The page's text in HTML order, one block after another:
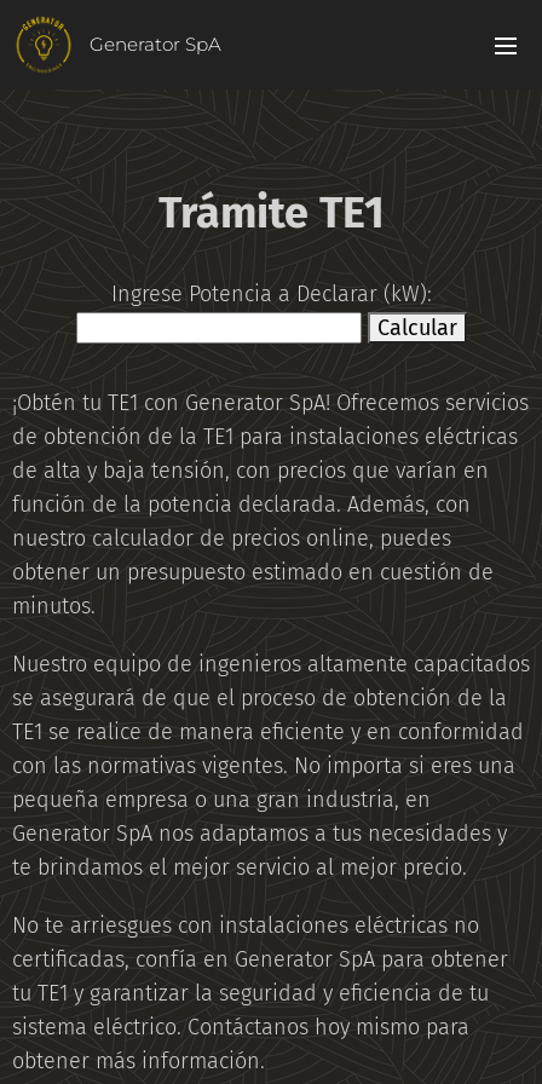
Generator SpA
Trámite TE1
Ingrese Potencia a Declarar (kW):
Calcular
¡Obtén tu TE1 con Generator SpA! Ofrecemos servicios
de obtención de la TE1 para instalaciones eléctricas
de alta y baja tensión, con precios que varían en
función de la potencia declarada. Además, con
nuestro calculador de precios online, puedes
obtener un presupuesto estimado en cuestión de
minutos.
Nuestro equipo de ingenieros altamente capacitados
se asegurará de que el proceso de obtención de la
TE1 se realice de manera eficiente y en conformidad
con las normativas vigentes. No importa si eres una
pequeña empresa o una gran industria, en
Generator SpA nos adaptamos a tus necesidades y
te brindamos el mejor servicio al mejor precio.
No te arriesgues con instalaciones eléctricas no
certificadas, confía en Generator SpA para obtener
tu TE1 y garantizar la seguridad y eficiencia de tu
sistema eléctrico. Contáctanos hoy mismo para
obtener más información.